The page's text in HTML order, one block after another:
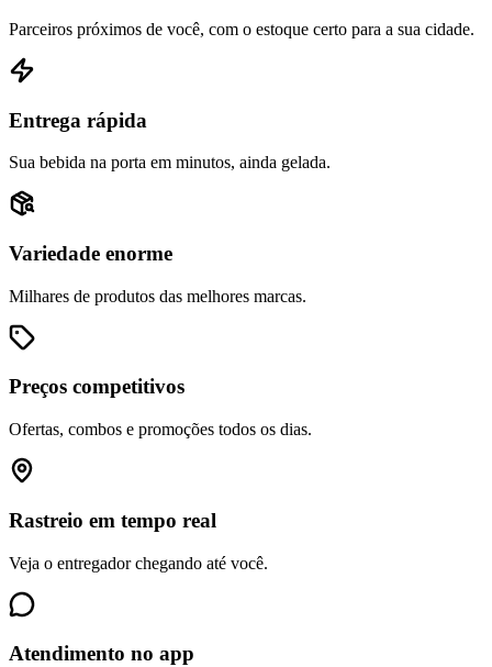
Parceiros próximos de você, com o estoque certo para a sua cidade.
Entrega rápida
Sua bebida na porta em minutos, ainda gelada.
Variedade enorme
Milhares de produtos das melhores marcas.
Preços competitivos
Ofertas, combos e promoções todos os dias.
Rastreio em tempo real
Veja o entregador chegando até você.
Atendimento no app